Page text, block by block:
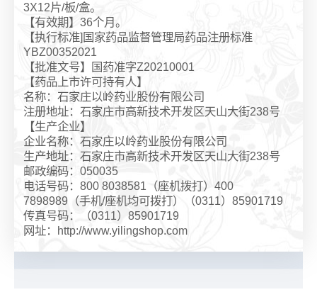
3X12片/板/盒。
【有效期】36个月。
【执行标准]国家药品监督管理局药品注册标准
YBZ00352021
【批准文号】国药准字Z20210001
【药品上市许可持有人】
名称：石家庄以岭药业股份有限公司
注册地址：石家庄市高新技术开发区天山大街238号
【生产企业】
企业名称：石家庄以岭药业股份有限公司
生产地址：石家庄市高新技术开发区天山大街238号
邮政编码：050035
电话号码：800 8038581（座机拨打）400
7898989（手机/座机均可拨打）（0311）85901719
传真号码：（0311）85901719
网址：http://www.yilingshop.com